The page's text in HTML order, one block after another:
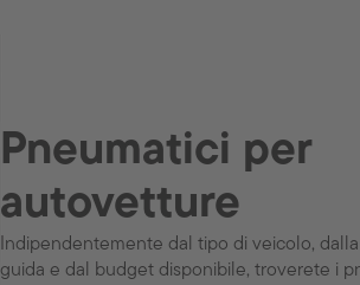
Pneumatici per
autovetture
Indipendentemente dal tipo di veicolo,
guida e dal budget disponibile, troverete i